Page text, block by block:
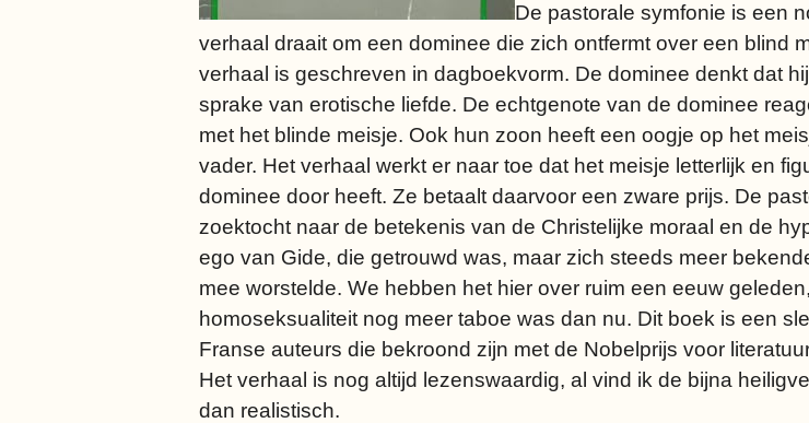
De pastorale symfonie is een
verhaal draait om een dominee die zich ontfermt over een blind
verhaal is geschreven in dagboekvorm. De dominee denkt dat
sprake van erotische liefde. De echtgenote van de dominee
met het blinde meisje. Ook hun zoon heeft een oogje op het
vader. Het verhaal werkt er naar toe dat het meisje letterlijk en
dominee door heeft. Ze betaalt daarvoor een zware prijs. De
zoektocht naar de betekenis van de Christelijke moraal en de
ego van Gide, die getrouwd was, maar zich steeds meer
mee worstelde. We hebben het hier over ruim een eeuw
homoseksualiteit nog meer taboe was dan nu. Dit boek is een
Franse auteurs die bekroond zijn met de Nobelprijs voor
Het verhaal is nog altijd lezenswaardig, al vind ik de bijna
dan realistisch.